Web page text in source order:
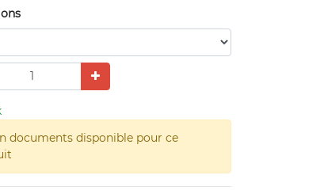
documents disponible pour ce